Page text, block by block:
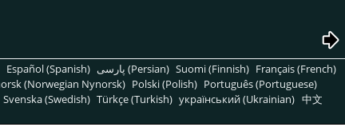
Español (Spanish) پارسی (Persian) Suomi (Finnish) Français (French)
(Norwegian Nynorsk) Polski (Polish) Português (Portuguese)
Svenska (Swedish) Türkçe (Turkish) український (Ukrainian) 中文